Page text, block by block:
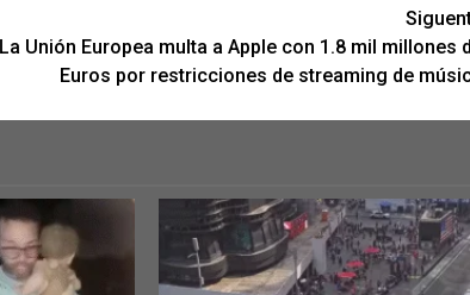
La Unión Europea multa a Apple con 1.8 mil millones
Euros por restricciones de streaming de